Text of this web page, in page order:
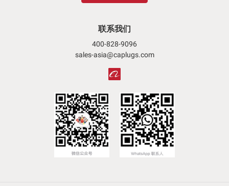
联系我们
400-828-9096
sales-asia@caplugs.com